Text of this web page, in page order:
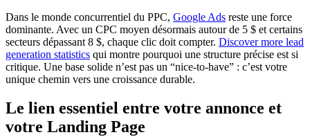
Dans le monde concurrentiel du PPC, Google Ads reste une force
dominante. Avec un CPC moyen désormais autour de 5 $ et certains
secteurs dépassant 8 $, chaque clic doit compter. Discover more lead
generation statistics qui montre pourquoi une structure précise est si
critique. Une base solide n’est pas un “nice-to-have” : c’est votre
unique chemin vers une croissance durable.
Le lien essentiel entre votre annonce et
votre Landing Page